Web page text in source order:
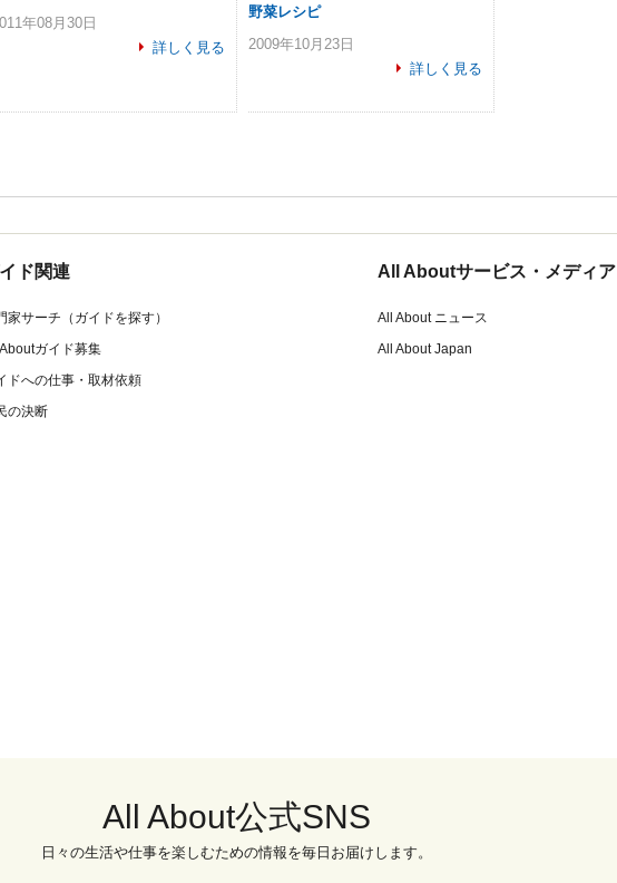
年08月30日
詳しく見る
野菜レシピ
2009年10月23日
詳しく見る
ド関連
家サーチ（ガイドを探す）
ガイド募集
ドへの仕事・取材依頼
の決断
All Aboutサービス・メディア
All About ニュース
All About Japan
All About公式SNS
日々の生活や仕事を楽しむための情報を毎日お届けします。